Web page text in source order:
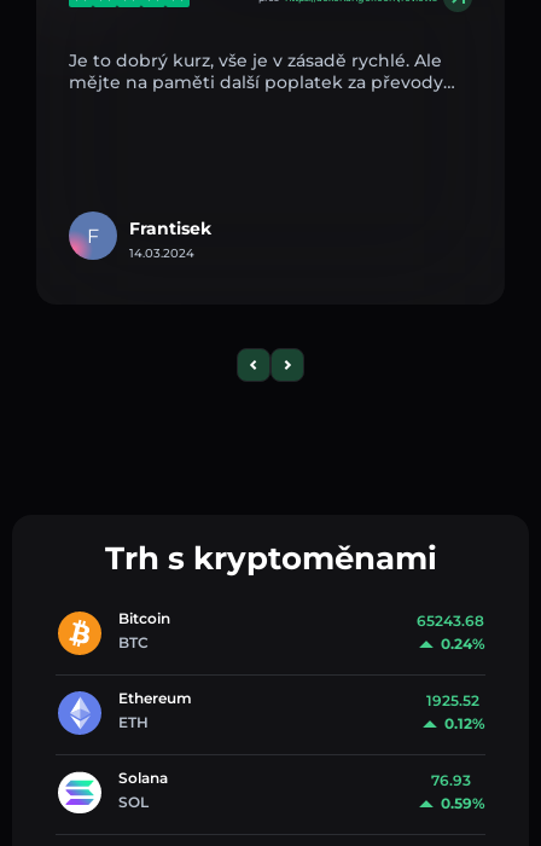
Je to dobrý kurz, vše je v zásadě rychlé. Ale
mějte na paměti další poplatek za převody…
F Frantisek
14.03.2024
Trh s kryptoměnami
Bitcoin
BTC
65243.68
0.24%
Ethereum
ETH
1925.52
0.12%
Solana
SOL
76.93
0.59%